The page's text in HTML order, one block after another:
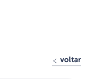
voltar